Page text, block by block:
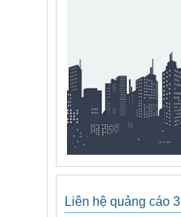
Liên hệ quảng cáo 3